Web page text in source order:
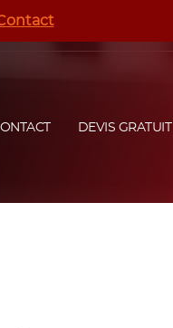
DEVIS GRATUIT